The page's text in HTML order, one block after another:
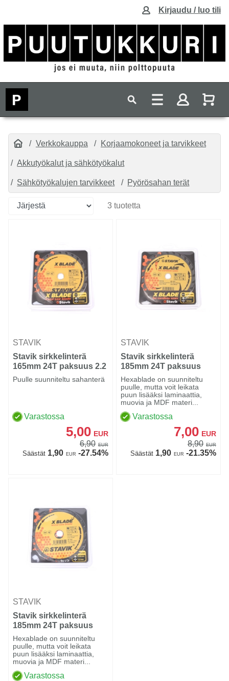
Kirjaudu / luo tili
Verkkokauppa Korjaamokoneet ja tarvikkeet
Akkutyökalut ja sähkötyökalut
Sähkötyökalujen tarvikkeet Pyörösahan terät
3 tuotetta
STAVIK
Stavik sirkkelinterä
165mm 24T paksuus 2.2
mm
Puulle suunniteltu sahanterä
Varastossa
5,00 EUR
6,90 EUR
Säästät1,90 EUR -27.54%
STAVIK
Stavik sirkkelinterä
185mm 24T paksuus
1.8mm
Hexablade on suunniteltu
puulle, mutta voit leikata
puun lisääksi laminaattia,
muovia ja MDF materi...
Varastossa
7,00 EUR
8,90 EUR
Säästät1,90 EUR -21.35%
STAVIK
Stavik sirkkelinterä
185mm 24T paksuus
2.2mm
Hexablade on suunniteltu
puulle, mutta voit leikata
puun lisääksi laminaattia,
muovia ja MDF materi...
Varastossa